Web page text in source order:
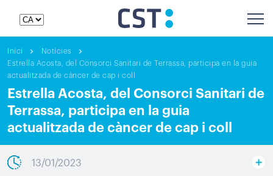
Inici
Notícies
Estrella Acosta, del Consorci Sanitari de Terrassa, participa en la guia
actualitzada de càncer de cap i coll
Estrella Acosta, del Consorci Sanitari de
Terrassa, participa en la guia
actualitzada de càncer de cap i coll
13/01/2023